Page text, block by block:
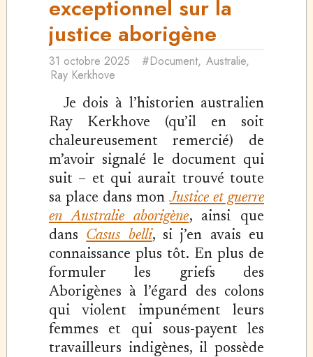
exceptionnel sur la
justice aborigène
31 octobre 2025 #Document, Australie,
Ray Kerkhove
Je dois à l’historien australien
Ray Kerkhove (qu’il en soit
chaleureusement remercié) de
m’avoir signalé le document qui
suit – et qui aurait trouvé toute
sa place dans monJustice et guerre
en Australie aborigène, ainsi que
dans Casus belli, si j’en avais eu
connaissance plus tôt. En plus de
formuler les griefs des
Aborigènes à l’égard des colons
qui violent impunément leurs
femmes et qui sous-payent les
travailleurs indigènes, il possède